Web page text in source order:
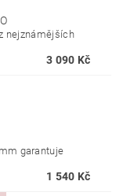
nejznámějších
3 090 Kč
garantuje
1 540 Kč